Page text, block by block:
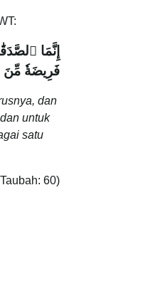
إِنَّمَا
فَرِيضَةٗ
dan
untuk
satu
60)